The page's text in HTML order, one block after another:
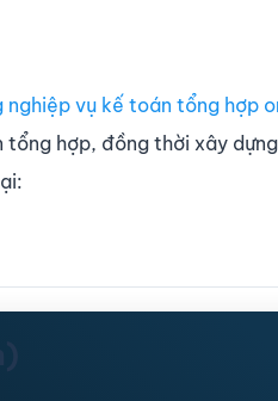
nghiệp vụ kế toán tổng hợp
tổng hợp, đồng thời xây